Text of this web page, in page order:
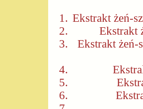
Ekstrakt żeń-
Ekstrakt
Ekstrakt żeń-